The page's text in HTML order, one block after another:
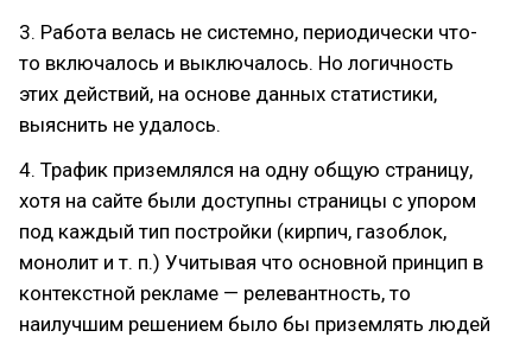
3. Работа велась не системно, периодически что-
то включалось и выключалось. Но логичность
этих действий, на основе данных статистики,
выяснить не удалось.
4. Трафик приземлялся на одну общую страницу,
хотя на сайте были доступны страницы с упором
под каждый тип постройки (кирпич, газоблок,
монолит и т. п.) Учитывая что основной принцип в
контекстной рекламе — релевантность, то
наилучшим решением было бы приземлять людей